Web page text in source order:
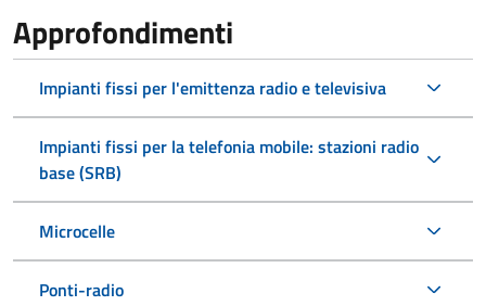
Approfondimenti
Impianti fissi per l'emittenza radio e televisiva
Impianti fissi per la telefonia mobile: stazioni radio
base (SRB)
Microcelle
Ponti-radio